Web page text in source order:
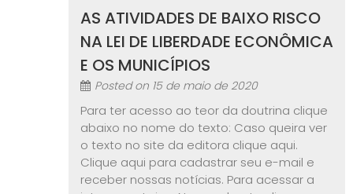
AS ATIVIDADES DE BAIXO RISCO
NA LEI DE LIBERDADE ECONÔMICA
E OS MUNICÍPIOS
Posted on 15 de maio de 2020
Para ter acesso ao teor da doutrina clique
abaixo no nome do texto: Caso queira ver
o texto no site da editora clique aqui.
Clique aqui para cadastrar seu e-mail e
receber nossas notícias. Para acessar a